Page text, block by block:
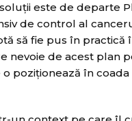
este de departe
de control al
să fie pus în practică
nevoie de acest plan
poziționează în